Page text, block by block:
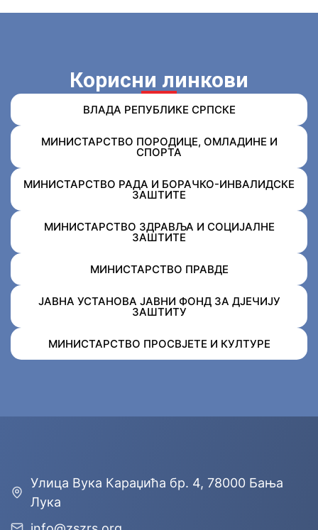
Корисни линкови
ВЛАДА РЕПУБЛИКЕ СРПСКЕ
МИНИСТАРСТВО ПОРОДИЦЕ, ОМЛАДИНЕ И
СПОРТА
МИНИСТАРСТВО РАДА И БОРАЧКО-ИНВАЛИДСКЕ
ЗАШТИТЕ
МИНИСТАРСТВО ЗДРАВЉА И СОЦИЈАЛНЕ
ЗАШТИТЕ
МИНИСТАРСТВО ПРАВДЕ
ЈАВНА УСТАНОВА ЈАВНИ ФОНД ЗА ДЈЕЧИЈУ
ЗАШТИТУ
МИНИСТАРСТВО ПРОСВЈЕТЕ И КУЛТУРЕ
Улицa Вука Караџића бр. 4, 78000 Бања
Лука